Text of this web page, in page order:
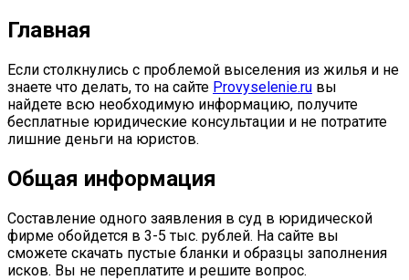
Главная
Если столкнулись с проблемой выселения из жилья и не
знаете что делать, то на сайте Provyselenie.ru вы
найдете всю необходимую информацию, получите
бесплатные юридические консультации и не потратите
лишние деньги на юристов.
Общая информация
Составление одного заявления в суд в юридической
фирме обойдется в 3-5 тыс. рублей. На сайте вы
сможете скачать пустые бланки и образцы заполнения
исков. Вы не переплатите и решите вопрос.